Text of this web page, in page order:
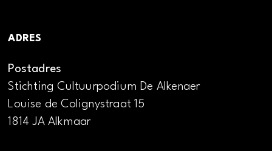
ADRES
Postadres
Stichting Cultuurpodium De Alkenaer
Louise de Colignystraat 15
1814 JA Alkmaar